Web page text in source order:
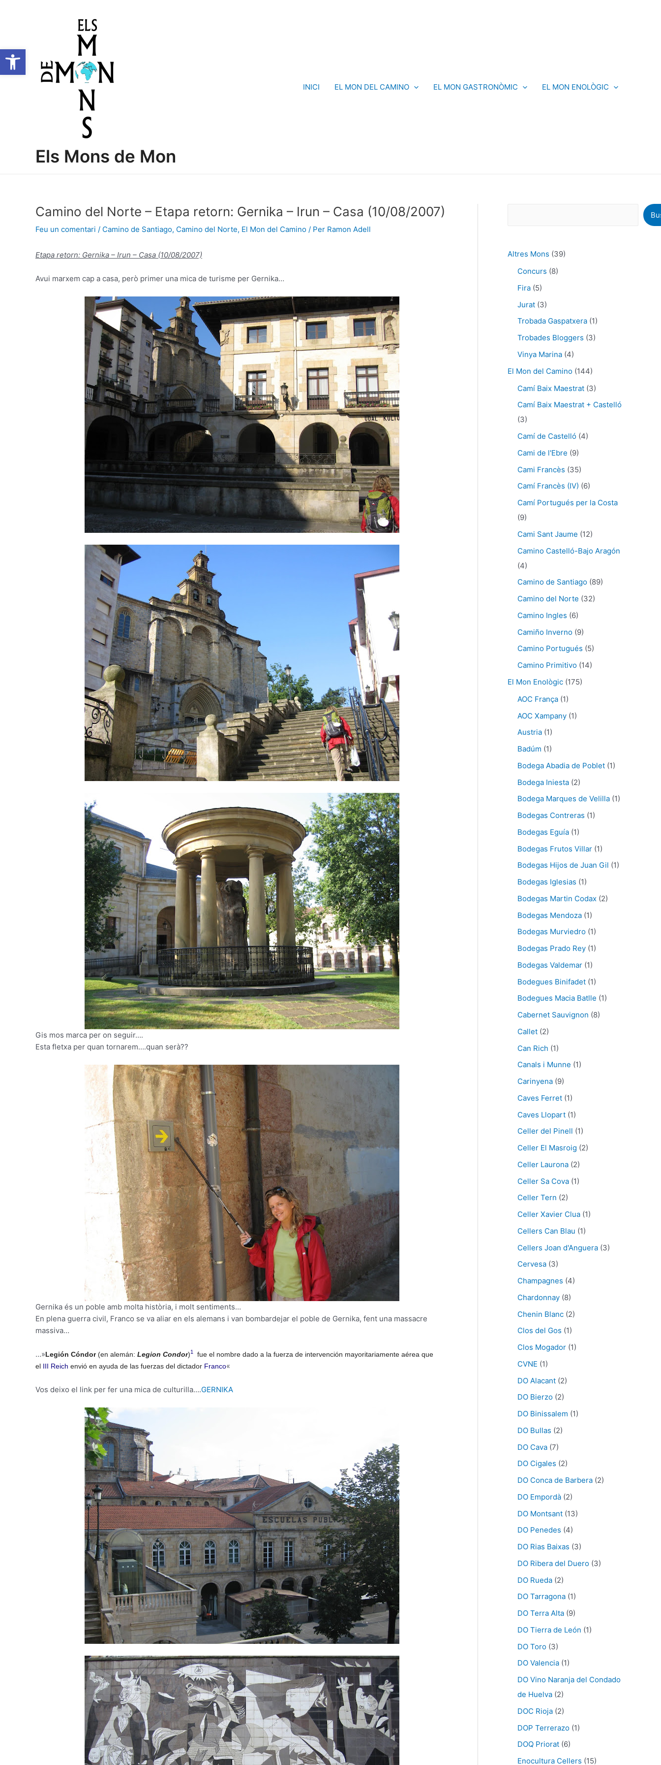
Obre la barra d'eines
Els Mons de Mon
INICI EL MON DEL CAMINO EL MON GASTRONÒMIC EL MON ENOLÒGIC
Camino del Norte – Etapa retorn: Gernika – Irun – Casa (10/08/2007)
Feu un comentari / Camino de Santiago, Camino del Norte, El Mon del Camino / Per Ramon Adell
Etapa retorn: Gernika – Irun – Casa (10/08/2007)
Avui marxem cap a casa, però primer una mica de turisme per Gernika…
Gis mos marca per on seguir….
Esta fletxa per quan tornarem….quan serà??
Gernika és un poble amb molta història, i molt sentiments…
En plena guerra civil, Franco se va aliar en els alemans i van bombardejar el poble de Gernika, fent una massacre
massiva…
…»Legión Cóndor (en alemán: Legion Condor)1
​ fue el nombre dado a la fuerza de intervención mayoritariamente aérea que
el III Reich envió en ayuda de las fuerzas del dictador Franco«
Vos deixo el link per fer una mica de culturilla….GERNIKA
Altres Mons (39)
Concurs (8)
Fira (5)
Jurat (3)
Trobada Gaspatxera (1)
Trobades Bloggers (3)
Vinya Marina (4)
El Mon del Camino (144)
Camí Baix Maestrat (3)
Camí Baix Maestrat + Castelló
(3)
Camí de Castelló (4)
Cami de l'Ebre (9)
Cami Francès (35)
Camí Francès (IV) (6)
Camí Portugués per la Costa
(9)
Cami Sant Jaume (12)
Camino Castelló-Bajo Aragón
(4)
Camino de Santiago (89)
Camino del Norte (32)
Camino Ingles (6)
Camiño Inverno (9)
Camino Portugués (5)
Camino Primitivo (14)
El Mon Enològic (175)
AOC França (1)
AOC Xampany (1)
Austria (1)
Badúm (1)
Bodega Abadia de Poblet (1)
Bodega Iniesta (2)
Bodega Marques de Velilla (1)
Bodegas Contreras (1)
Bodegas Eguía (1)
Bodegas Frutos Villar (1)
Bodegas Hijos de Juan Gil (1)
Bodegas Iglesias (1)
Bodegas Martin Codax (2)
Bodegas Mendoza (1)
Bodegas Murviedro (1)
Bodegas Prado Rey (1)
Bodegas Valdemar (1)
Bodegues Binifadet (1)
Bodegues Macia Batlle (1)
Cabernet Sauvignon (8)
Callet (2)
Can Rich (1)
Canals i Munne (1)
Carinyena (9)
Caves Ferret (1)
Caves Llopart (1)
Celler del Pinell (1)
Celler El Masroig (2)
Celler Laurona (2)
Celler Sa Cova (1)
Celler Tern (2)
Celler Xavier Clua (1)
Cellers Can Blau (1)
Cellers Joan d'Anguera (3)
Cervesa (3)
Champagnes (4)
Chardonnay (8)
Chenin Blanc (2)
Clos del Gos (1)
Clos Mogador (1)
CVNE (1)
DO Alacant (2)
DO Bierzo (2)
DO Binissalem (1)
DO Bullas (2)
DO Cava (7)
DO Cigales (2)
DO Conca de Barbera (2)
DO Empordà (2)
DO Montsant (13)
DO Penedes (4)
DO Rias Baixas (3)
DO Ribera del Duero (3)
DO Rueda (2)
DO Tarragona (1)
DO Terra Alta (9)
DO Tierra de León (1)
DO Toro (3)
DO Valencia (1)
DO Vino Naranja del Condado
de Huelva (2)
DOC Rioja (2)
DOP Terrerazo (1)
DOQ Priorat (6)
Enocultura Cellers (15)